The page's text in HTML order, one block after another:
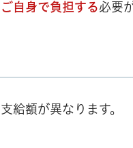
自身で負担する必要
給額が異なります。